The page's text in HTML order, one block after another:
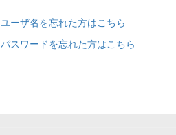
ユーザ名を忘れた方はこちら
パスワードを忘れた方はこちら